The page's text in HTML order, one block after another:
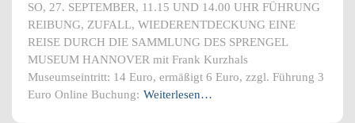
SO, 27. SEPTEMBER, 11.15 UND 14.00 UHR FÜHRUNG
REIBUNG, ZUFALL, WIEDERENTDECKUNG EINE
REISE DURCH DIE SAMMLUNG DES SPRENGEL
MUSEUM HANNOVER mit Frank Kurzhals
Museumseintritt: 14 Euro, ermäßigt 6 Euro, zzgl. Führung 3
Euro Online Buchung: Weiterlesen…